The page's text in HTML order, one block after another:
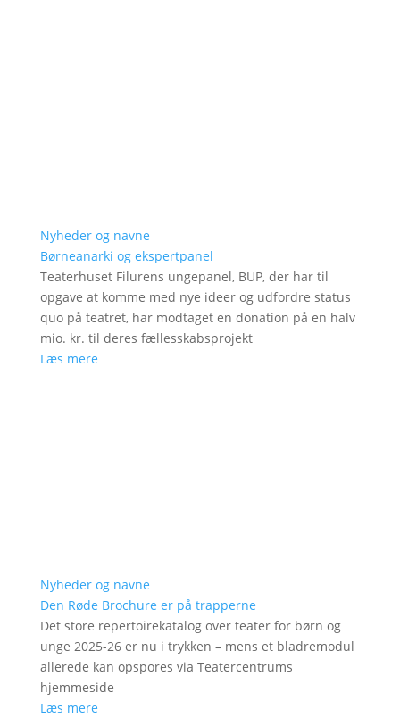
Nyheder og navne
Børneanarki og ekspertpanel
Teaterhuset Filurens ungepanel, BUP, der har til
opgave at komme med nye ideer og udfordre status
quo på teatret, har modtaget en donation på en halv
mio. kr. til deres fællesskabsprojekt
Læs mere
Nyheder og navne
Den Røde Brochure er på trapperne
Det store repertoirekatalog over teater for børn og
unge 2025-26 er nu i trykken – mens et bladremodul
allerede kan opspores via Teatercentrums
hjemmeside
Læs mere